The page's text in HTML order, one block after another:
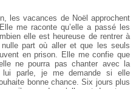
les vacances de Noël approchent
me raconte qu’elle a passé les
elle est heureuse de rentrer à
part où aller et que les seuls
en prison. Elle me confie que
ne pourra pas chanter avec la
parle, je me demande si elle
bonne chance. Six jours plus